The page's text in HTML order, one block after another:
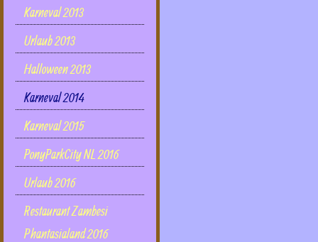
Karneval 2013
Urlaub 2013
Halloween 2013
Karneval 2014
Karneval 2015
PonyParkCity NL 2016
Urlaub 2016
Restaurant Zambesi
Phantasialand 2016